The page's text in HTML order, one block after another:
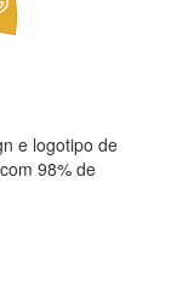
e logotipo de
98% de